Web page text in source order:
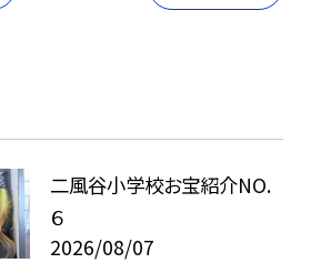
二風谷小学校お宝紹介NO.
６
2026/08/07